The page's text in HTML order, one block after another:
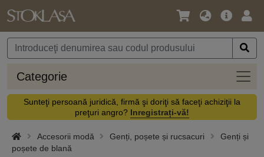
Limbă
Monedă
Meniul
Categorie
Sunteţi persoană juridică, firmă şi doriţi să faceţi achiziţii la
preţuri angro? Inregistrați-vă!
Accesorii modă Genți, poșete și rucsacuri
Genți și
poșete de blană